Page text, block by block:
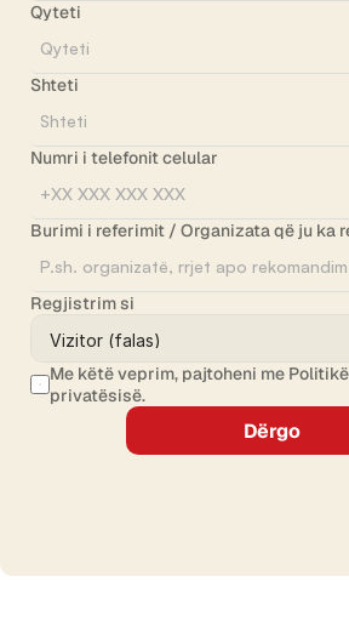
Qyteti
Shteti
Numri i telefonit celular
Burimi i referimit / Organizata që ju ka
Regjistrim si
Me këtë veprim, pajtoheni me
privatësisë.
Dërgo